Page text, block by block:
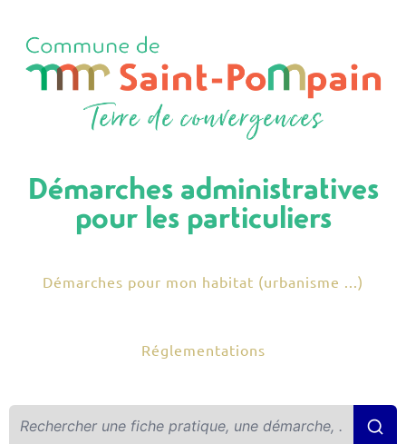
Démarches administratives
pour les particuliers
Démarches pour mon habitat (urbanisme ...)
Réglementations